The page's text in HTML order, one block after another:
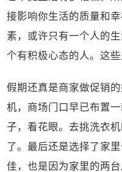
接影响你生活的质量和
素，或许只有一个人的
个有积极心态的人。这
假期还真是商家做促销
机，商场门口早已布置
子，看花眼。去挑洗衣
了。最后还是选择了家
佳，也是因为家里的两